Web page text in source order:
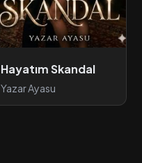
Hayatım Skandal
Yazar Ayasu